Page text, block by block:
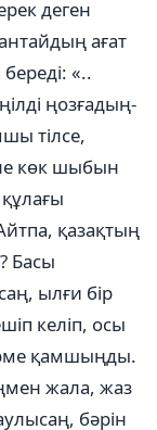
деген
ағат
«..
ңозғадың-
тілсе,
көк шыбын
құлағы
қазақтың
Басы
ылғи бір
келіп, осы
қамшыңды.
жала, жаз
бәрін